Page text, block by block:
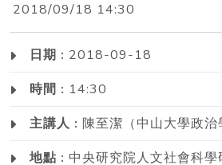
2018/09/18 14:30
日期 : 2018-09-18
時間 : 14:30
主講人 : 陳至潔（中山大學政治
地點 : 中央研究院人文社會科